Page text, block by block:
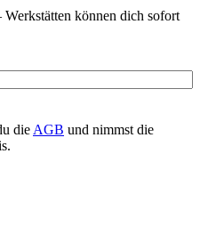
können dich sofort
die AGB und nimmst die